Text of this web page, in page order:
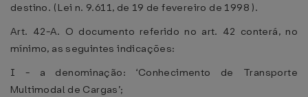
destino. ( Lei n. 9.611, de 19 de fevereiro de 1998 ).
Art. 42-A. O documento referido no art. 42 conterá, no
mínimo, as seguintes indicações:
I - a denominação: ‘Conhecimento de Transporte
Multimodal de Cargas’;